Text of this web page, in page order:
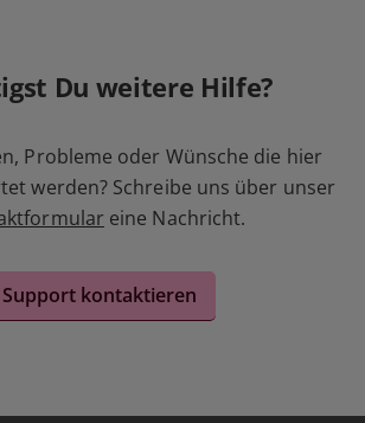
Du weitere Hilfe?
Probleme oder Wünsche die hier
werden? Schreibe uns über unser
eine Nachricht.
Support kontaktieren